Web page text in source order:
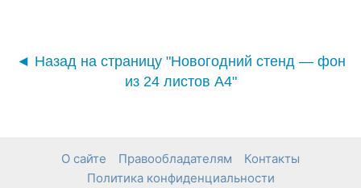
◄ Назад на страницу "Новогодний стенд — фон
из 24 листов А4"
О сайте Правообладателям
Контакты
Политика конфиденциальности